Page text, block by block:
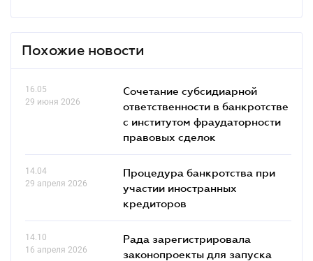
Похожие новости
16.05
29 июня 2026
Сочетание субсидиарной
ответственности в банкротстве
с институтом фраудаторности
правовых сделок
14.04
29 апреля 2026
Процедура банкротства при
участии иностранных
кредиторов
14.10
16 апреля 2026
Рада зарегистрировала
законопроекты для запуска